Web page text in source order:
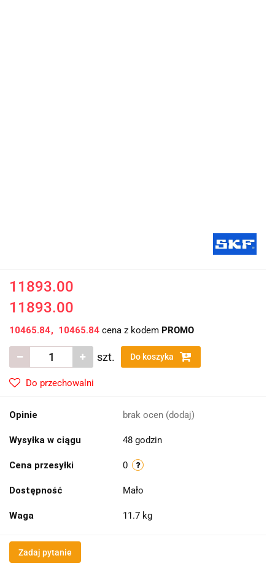
11893.00
11893.00
10465.84 10465.84 cena z kodem PROMO
szt. Do koszyka
Do przechowalni
Opinie brak ocen (dodaj)
Wysyłka w ciągu 48 godzin
Cena przesyłki 0
Dostępność Mało
Waga 11.7 kg
Zadaj pytanie